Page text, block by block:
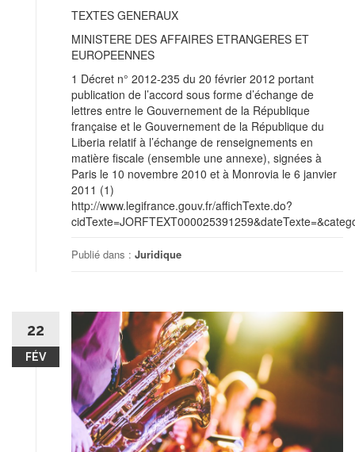
TEXTES GENERAUX
MINISTERE DES AFFAIRES ETRANGERES ET
EUROPEENNES
1 Décret n° 2012-235 du 20 février 2012 portant
publication de l’accord sous forme d’échange de
lettres entre le Gouvernement de la République
française et le Gouvernement de la République du
Liberia relatif à l’échange de renseignements en
matière fiscale (ensemble une annexe), signées à
Paris le 10 novembre 2010 et à Monrovia le 6 janvier
2011 (1)
http://www.legifrance.gouv.fr/affichTexte.do?
Publié dans : Juridique
22
FÉV